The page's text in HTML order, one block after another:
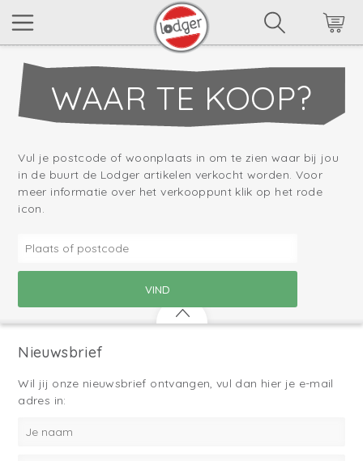
WAAR TE KOOP?
Vul je postcode of woonplaats in om te zien waar bij jou
in de buurt de Lodger artikelen verkocht worden. Voor
meer informatie over het verkooppunt klik op het rode
icon.
Nieuwsbrief
Wil jij onze nieuwsbrief ontvangen, vul dan hier je e-mail
adres in: